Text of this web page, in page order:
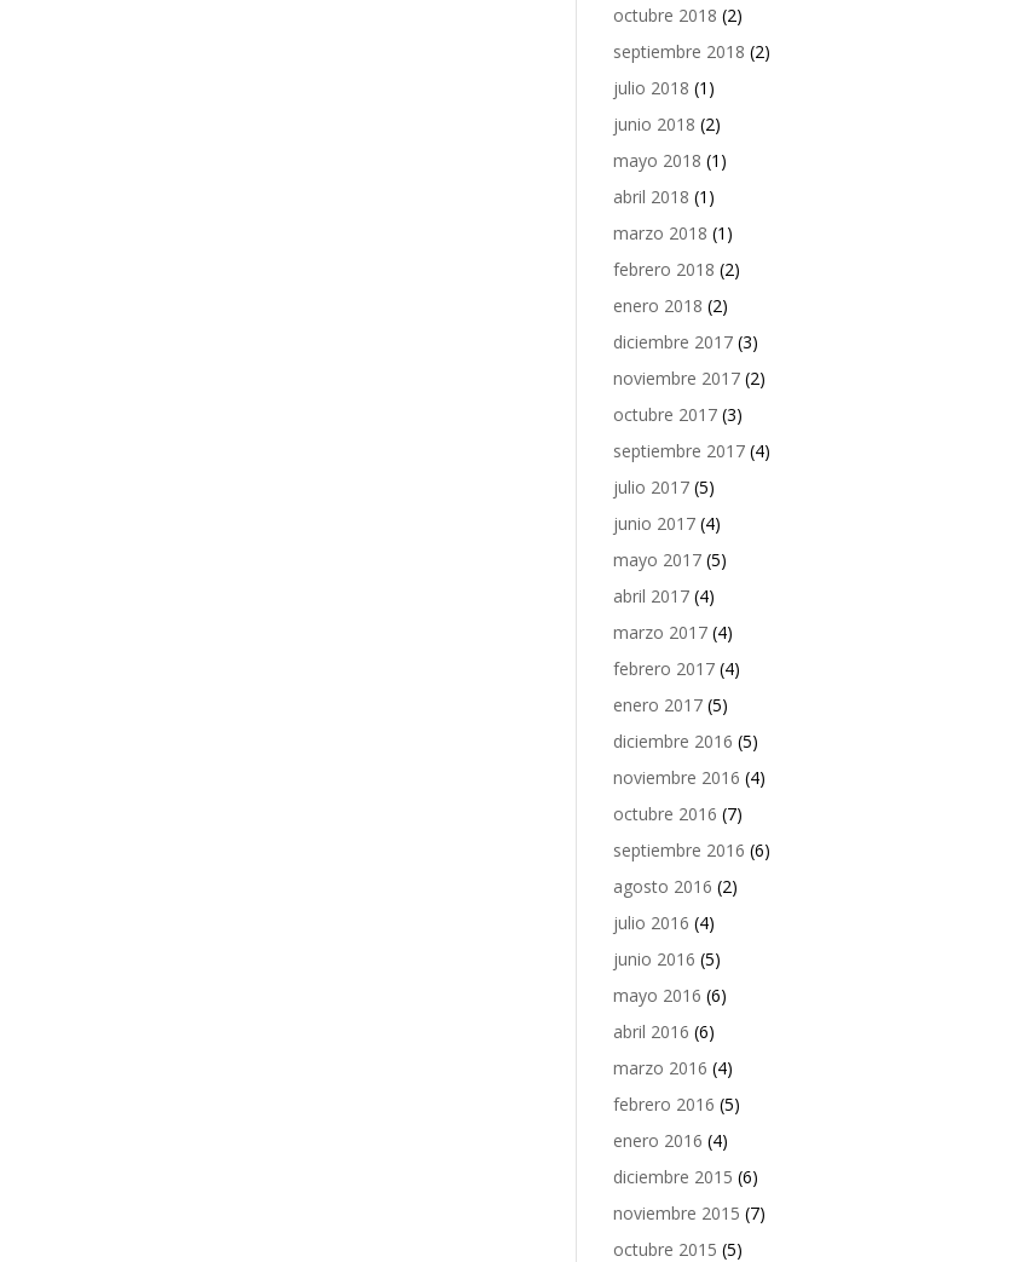
octubre 2018 (2)
septiembre 2018 (2)
julio 2018 (1)
junio 2018 (2)
mayo 2018 (1)
abril 2018 (1)
marzo 2018 (1)
febrero 2018 (2)
enero 2018 (2)
diciembre 2017 (3)
noviembre 2017 (2)
octubre 2017 (3)
septiembre 2017 (4)
julio 2017 (5)
junio 2017 (4)
mayo 2017 (5)
abril 2017 (4)
marzo 2017 (4)
febrero 2017 (4)
enero 2017 (5)
diciembre 2016 (5)
noviembre 2016 (4)
octubre 2016 (7)
septiembre 2016 (6)
agosto 2016 (2)
julio 2016 (4)
junio 2016 (5)
mayo 2016 (6)
abril 2016 (6)
marzo 2016 (4)
febrero 2016 (5)
enero 2016 (4)
diciembre 2015 (6)
noviembre 2015 (7)
octubre 2015 (5)